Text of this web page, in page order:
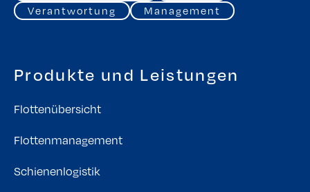
Verantwortung
Management
Produkte und Leistungen
Flottenübersicht
Flottenmanagement
Schienenlogistik